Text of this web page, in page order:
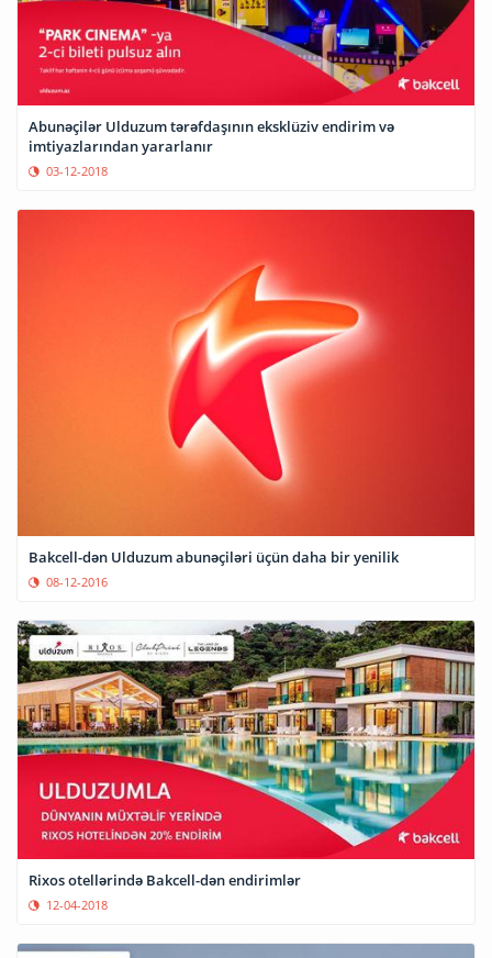
Abunəçilər Ulduzum tərəfdaşının eksklüziv endirim və
imtiyazlarından yararlanır
03-12-2018
Bakcell-dən Ulduzum abunəçiləri üçün daha bir yenilik
08-12-2016
Rixos otellərində Bakcell-dən endirimlər
12-04-2018